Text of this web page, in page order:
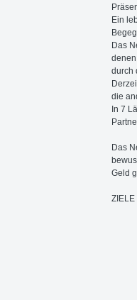
Ein
Das
durch
die
In 7
Das
Geld
ZIELE